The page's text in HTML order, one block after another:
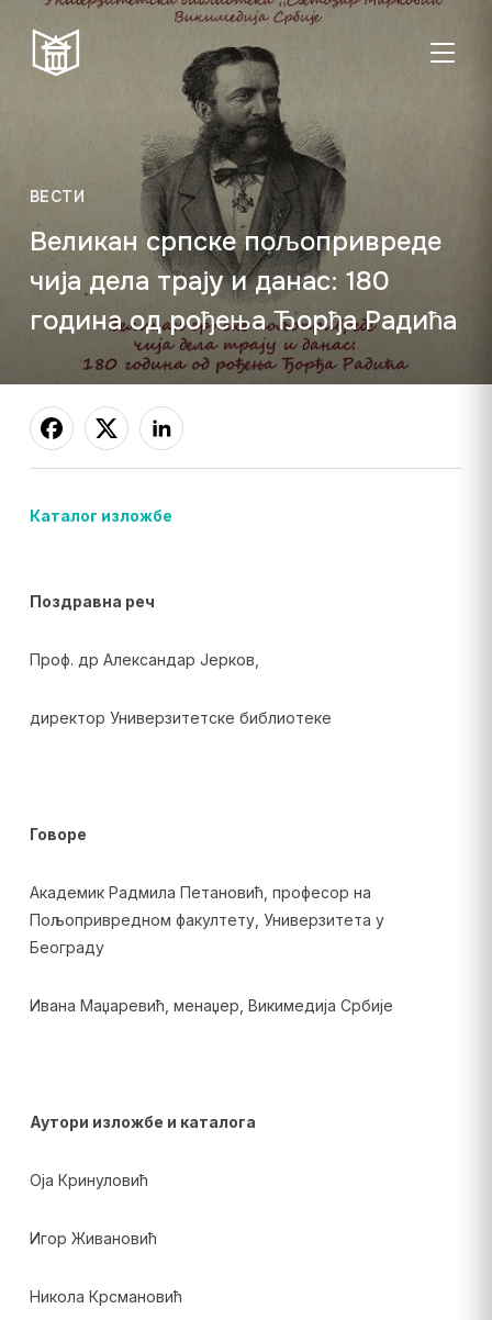
ВЕСТИ
Великан српске пољопривреде
чија дела трају и данас: 180
година од рођења Ђорђа Радића
Каталог изложбе
Поздравна реч
Проф. др Александар Јерков,
директор Универзитетске библиотеке
Говоре
Академик Радмила Петановић, професор на
Пољопривредном факултету, Универзитета у
Београду
Ивана Маџаревић, менаџер, Викимедија Србије
Аутори изложбе и каталога
Оја Кринуловић
Игор Живановић
Никола Крсмановић
08:00–20:00
Студентска
читаоница: 08:00–
23:00
Суб:
08:00–
14:00
Радно време од 06. јула до 29. августа